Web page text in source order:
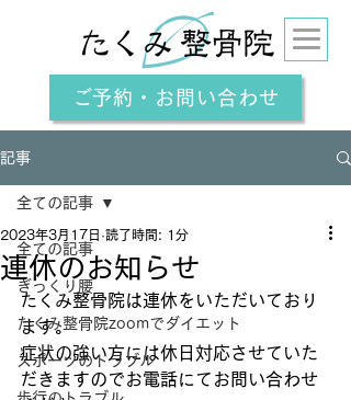
ご予約・お問い合わせ
記事
全ての記事
ぎっくり腰
たくみ整骨院zoomでダイエット
スポーツのトラブル
全ての記事
連休のお知らせ
2023年3月17日 読了時間: 1分
たくみ整骨院は連休をいただいており
ます。
症状の強い方には休日対応させていた
だきますのでお電話にてお問い合わせ